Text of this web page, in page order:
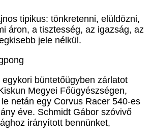
tipikus: tönkretenni, elüldözni,
áron, a tisztesség, az igazság, az
jele nélkül.
büntetőügyben zárlatot
Megyei Főügyészségen,
netán egy Corvus Racer 540-es
éve. Schmidt Gábor szóvivő
irányított bennünket,